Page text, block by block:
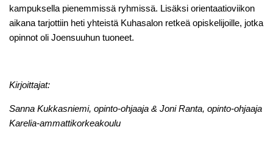
kampuksella pienemmissä ryhmissä. Lisäksi orientaatioviikon
aikana tarjottiin heti yhteistä Kuhasalon retkeä opiskelijoille, jotka
opinnot oli Joensuuhun tuoneet.
Kirjoittajat:
Sanna Kukkasniemi, opinto-ohjaaja & Joni Ranta, opinto-ohjaaja
Karelia-ammattikorkeakoulu